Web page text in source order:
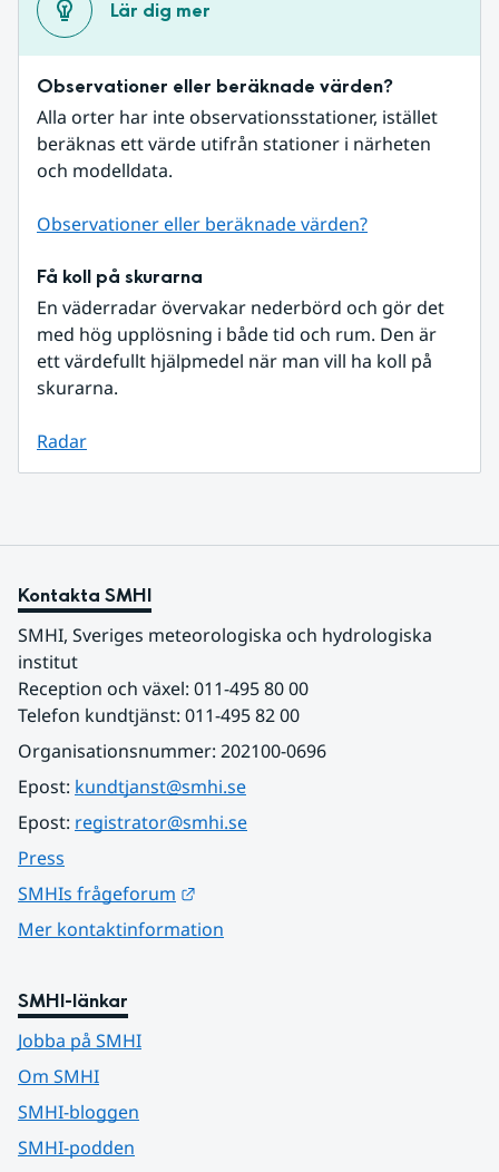
Lär dig mer
Observationer eller beräknade värden?
Alla orter har inte observationsstationer, istället
beräknas ett värde utifrån stationer i närheten
och modelldata.
Observationer eller beräknade värden?
Få koll på skurarna
En väderradar övervakar nederbörd och gör det
med hög upplösning i både tid och rum. Den är
ett värdefullt hjälpmedel när man vill ha koll på
skurarna.
Radar
Kontakta SMHI
SMHI, Sveriges meteorologiska och hydrologiska
institut
Reception och växel: 011-495 80 00
Telefon kundtjänst: 011-495 82 00
Organisationsnummer: 202100-0696
Epost: kundtjanst@smhi.se
Epost: registrator@smhi.se
Press
SMHIs frågeforum
Mer kontaktinformation
SMHI-länkar
Jobba på SMHI
Om SMHI
SMHI-bloggen
SMHI-podden